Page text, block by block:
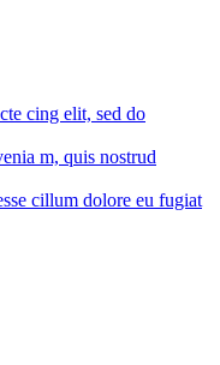
cing elit, sed do
m, quis nostrud
cillum dolore eu fugiat